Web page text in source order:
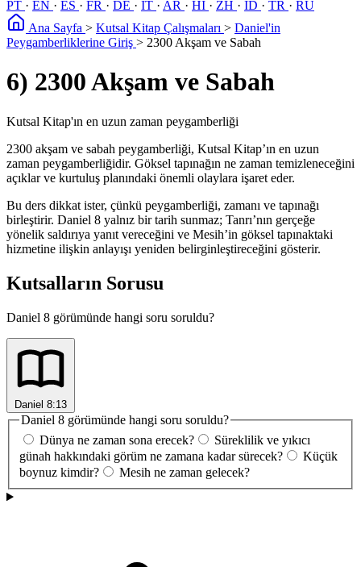
PT · EN · ES · FR · DE · IT · AR · HI · ZH · ID · TR · RU
Ana Sayfa > Kutsal Kitap Çalışmaları > Daniel'in
Peygamberliklerine Giriş > 2300 Akşam ve Sabah
6) 2300 Akşam ve Sabah
Kutsal Kitap'ın en uzun zaman peygamberliği
2300 akşam ve sabah peygamberliği, Kutsal Kitap’ın en uzun
zaman peygamberliğidir. Göksel tapınağın ne zaman temizleneceğini
açıklar ve kurtuluş planındaki önemli olaylara işaret eder.
Bu ders dikkat ister, çünkü peygamberliği, zamanı ve tapınağı
birleştirir. Daniel 8 yalnız bir tarih sunmaz; Tanrı’nın gerçeğe
yönelik saldırıya yanıt vereceğini ve Mesih’in göksel tapınaktaki
hizmetine ilişkin anlayışı yeniden belirginleştireceğini gösterir.
Kutsalların Sorusu
Daniel 8 görümünde hangi soru soruldu?
Daniel 8:13
Daniel 8 görümünde hangi soru soruldu?
Dünya ne zaman sona erecek?
Süreklilik ve yıkıcı
günah hakkındaki görüm ne zamana kadar sürecek?
Küçük
boynuz kimdir?
Mesih ne zaman gelecek?